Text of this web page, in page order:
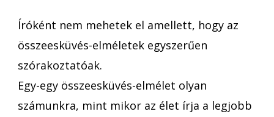
Íróként nem mehetek el amellett, hogy az
összeesküvés-elméletek egyszerűen
szórakoztatóak.
Egy-egy összeesküvés-elmélet olyan
számunkra, mint mikor az élet írja a legjobb